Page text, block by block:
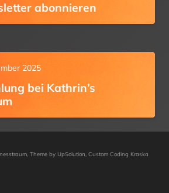
abonnieren
2025
bei Kathrin’s
Theme by UpSolution, Custom Coding Kraska